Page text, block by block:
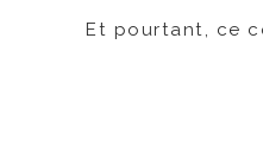
Et pourtant, ce